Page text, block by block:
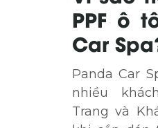
PPF ô
Car
Panda Car
nhiều
Trang và